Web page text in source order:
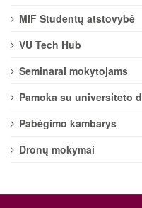
MIF Studentų atstovybė
VU Tech Hub
Seminarai mokytojams
Pamoka su universiteto
Pabėgimo kambarys
Dronų mokymai